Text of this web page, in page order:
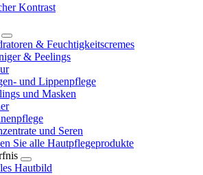
Kontrast
& Feuchtigkeitscremes
& Peelings
und Lippenpflege
und Masken
und Seren
Sie alle Hautpflegeprodukte
Hautbild